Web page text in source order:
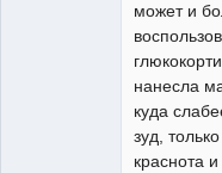
может и
нанесла
куда
зуд,
краснота